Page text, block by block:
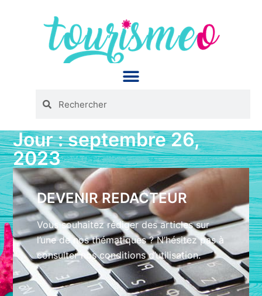
Jour : septembre 26,
2023
DEVENIR REDACTEUR
Vous souhaitez rédiger des articles sur
l’une de nos thématiques ? N’hésitez pas à
consulter nos conditions d’utilisation.